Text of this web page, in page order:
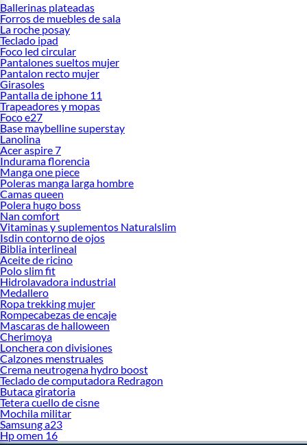
Ballerinas plateadas
Forros de muebles de sala
La roche posay
Teclado ipad
Foco led circular
Pantalones sueltos mujer
Pantalon recto mujer
Girasoles
Pantalla de iphone 11
Trapeadores y mopas
Foco e27
Base maybelline superstay
Lanolina
Acer aspire 7
Indurama florencia
Manga one piece
Poleras manga larga hombre
Camas queen
Polera hugo boss
Nan comfort
Vitaminas y suplementos Naturalslim
Isdin contorno de ojos
Biblia interlineal
Aceite de ricino
Polo slim fit
Hidrolavadora industrial
Medallero
Ropa trekking mujer
Rompecabezas de encaje
Mascaras de halloween
Cherimoya
Lonchera con divisiones
Calzones menstruales
Crema neutrogena hydro boost
Teclado de computadora Redragon
Butaca giratoria
Tetera cuello de cisne
Mochila militar
Samsung a23
Hp omen 16